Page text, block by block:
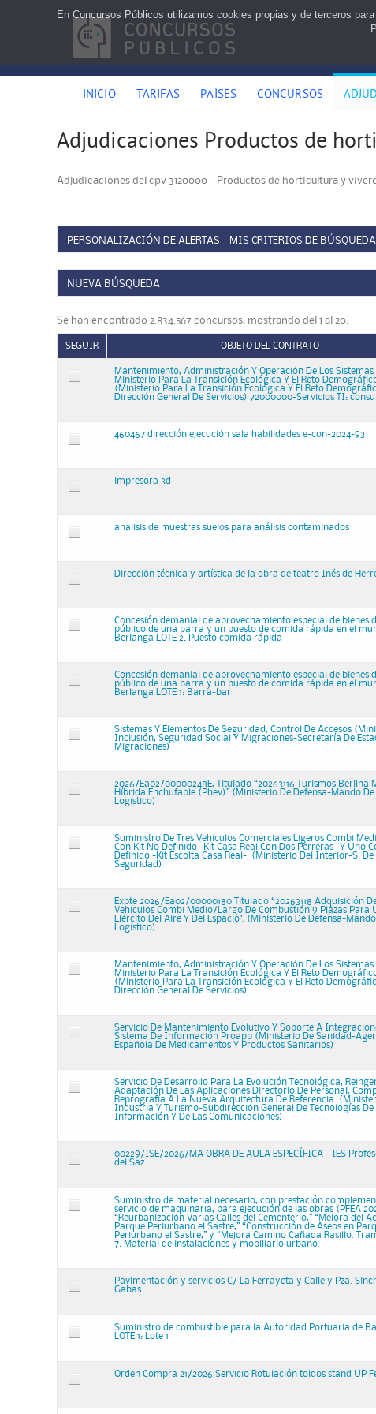
INICIO TARIFAS PAÍSES CONCURSOS
Adjudicaciones Productos de
Adjudicaciones del cpv 3120000 - Productos de horticultura y
PERSONALIZACIÓN DE ALERTAS - MIS CRITERIOS DE BÚSQUEDA
NUEVA BÚSQUEDA
Se han encontrado 2.834.567 concursos, mostrando del 1 al 20.
SEGUIR OBJETO DEL CONTRATO
Mantenimiento, Administración Y Operación De Los Sistemas
Ministerio Para La Transición Ecológica Y El Reto
(Ministerio Para La Transición Ecológica Y El Reto
Dirección General De Servicios) 72000000-Servicios TI:
460467 dirección ejecución sala habilidades e-con-2024-93
impresora 3d
analisis de muestras suelos para análisis contaminados
Dirección técnica y artística de la obra de teatro Inés de
Concesión demanial de aprovechamiento especial de bienes
público de una barra y un puesto de comida rápida en el
Berlanga LOTE 2: Puesto comida rápida
Concesión demanial de aprovechamiento especial de bienes
público de una barra y un puesto de comida rápida en el
Berlanga LOTE 1: Barra-bar
Sistemas Y Elementos De Seguridad, Control De Accesos
Inclusión, Seguridad Social Y Migraciones-Secretaría De
Migraciones)
2026/Ea02/00000248E, Titulado “20263116 Turismos Berlina
Híbrida Enchufable (Phev)” (Ministerio De Defensa-Mando
Logístico)
Suministro De Tres Vehículos Comerciales Ligeros Combi
Con Kit No Definido -Kit Casa Real Con Dos Perreras- Y Uno
Definido -Kit Escolta Casa Real-. (Ministerio Del Interior-S. De
Seguridad)
Expte 2026/Ea02/00000180 Titulado “20263118 Adquisición
Vehículos Combi Medio/Largo De Combustión 9 Plazas Para
Ejército Del Aire Y Del Espacio". (Ministerio De Defensa-
Logístico)
Mantenimiento, Administración Y Operación De Los Sistemas
Ministerio Para La Transición Ecológica Y El Reto
(Ministerio Para La Transición Ecológica Y El Reto
Dirección General De Servicios)
Servicio De Mantenimiento Evolutivo Y Soporte A
Sistema De Información Proapp (Ministerio De Sanidad-
Española De Medicamentos Y Productos Sanitarios)
Servicio De Desarrollo Para La Evolución Tecnológica,
Adaptación De Las Aplicaciones Directorio De Personal,
Reprografía A La Nueva Arquitectura De Referencia.
Industria Y Turismo-Subdirección General De Tecnologías De
Información Y De Las Comunicaciones)
00229/ISE/2026/MA OBRA DE AULA ESPECÍFICA - IES
del Saz
Suministro de material necesario, con prestación
servicio de maquinaria, para ejecución de las obras (PFEA
“Reurbanización Varias Calles del Cementerio,” “Mejora del
Parque Periurbano el Sastre,” “Construcción de Aseos en
Periurbano el Sastre,” y “Mejora Camino Cañada Rasillo.
7: Material de instalaciones y mobiliario urbano.
Pavimentación y servicios C/ La Ferrayeta y Calle y Pza.
Gabas
Suministro de combustible para la Autoridad Portuaria de
LOTE 1: Lote 1
Orden Compra 21/2026 Servicio Rotulación toldos stand UP
En Concursos Públicos utilizamos cookies propias y de terceros